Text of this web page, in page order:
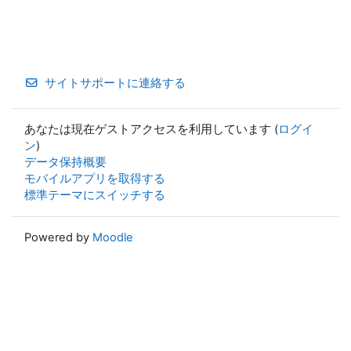
サイトサポートに連絡する
あなたは現在ゲストアクセスを利用しています (ログイ
ン)
データ保持概要
モバイルアプリを取得する
標準テーマにスイッチする
Powered by Moodle